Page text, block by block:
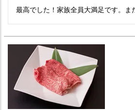
最高でした！家族全員大満足です。ま